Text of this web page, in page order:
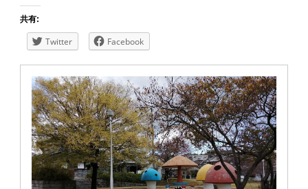
共有:
Twitter Facebook